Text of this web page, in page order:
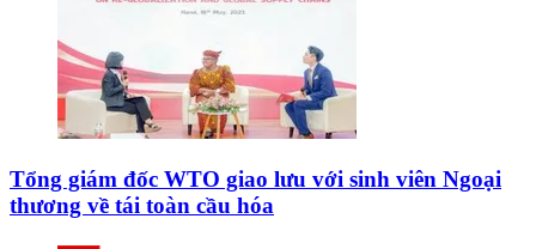
Tổng giám đốc WTO giao lưu với sinh viên Ngoại
thương về tái toàn cầu hóa